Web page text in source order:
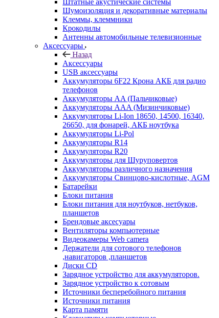
Штатные акустические системы
Шумоизоляция и декоративные материалы
Клеммы, клеммники
Крокодилы
Антенны автомобильные телевизионные
Аксессуары
Назад
Аксессуары
USB аксессуары
Аккумуляторы 6F22 Крона АКБ для радио
телефонов
Аккумуляторы AA (Пальчиковые)
Аккумуляторы AAA (Мизинчиковые)
Аккумуляторы Li-Ion 18650, 14500, 16340,
26650, для фонарей, АКБ ноутбука
Аккумуляторы Li-Pol
Аккумуляторы R14
Аккумуляторы R20
Аккумуляторы для Шуруповертов
Аккумуляторы различного назначения
Аккумуляторы Свинцово-кислотные, AGM
Батарейки
Блоки питания
Блоки питания для ноутбуков, нетбуков,
планшетов
Брендовые аксесуары
Вентиляторы компьютерные
Видеокамеры Web camera
Держатели для сотового телефонов
,навигаторов ,планшетов
Диски CD
Зарядное устройство для аккумуляторов.
Зарядное устройство к сотовым
Источники бесперебойного питания
Источники питания
Карта памяти